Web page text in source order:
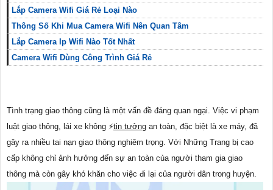
Lắp Camera Wifi Giá Rẻ Loại Nào
Thông Số Khi Mua Camera Wifi Nên Quan Tâm
Lắp Camera Ip Wifi Nào Tốt Nhất
Camera Wifi Dùng Công Trình Giá Rẻ
Tình trạng giao thông cũng là một vấn đề đáng quan ngại. Việc vi phạm
luật giao thông, lái xe không ️⚡tin tưởng an toàn, đặc biệt là xe máy, đã
gây ra nhiều tai nạn giao thông nghiêm trọng. Với Những Trang bị cao
cấp không chỉ ảnh hưởng đến sự an toàn của người tham gia giao
thông mà còn gây khó khăn cho việc đi lại của người dân trong huyện.